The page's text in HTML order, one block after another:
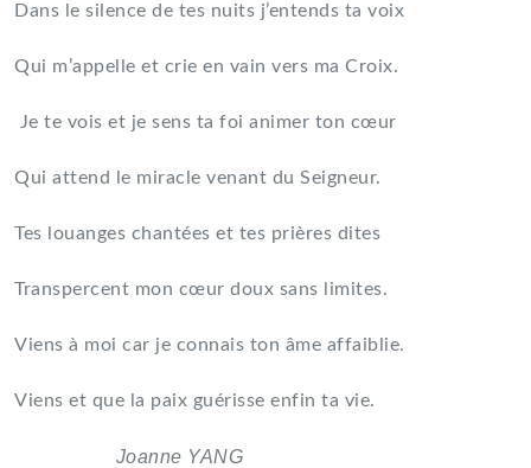
Dans le silence de tes nuits j’entends ta voix
Qui m’appelle et crie en vain vers ma Croix.
Je te vois et je sens ta foi animer ton cœur
Qui attend le miracle venant du Seigneur.
Tes louanges chantées et tes prières dites
Transpercent mon cœur doux sans limites.
Viens à moi car je connais ton âme affaiblie.
Viens et que la paix guérisse enfin ta vie.
Joanne YANG